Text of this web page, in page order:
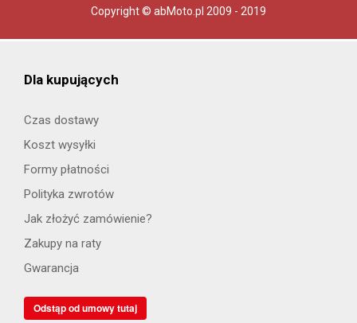
Copyright © abMoto.pl 2009 - 2019
Dla kupujących
Czas dostawy
Koszt wysyłki
Formy płatności
Polityka zwrotów
Jak złożyć zamówienie?
Zakupy na raty
Gwarancja
Odstąp od umowy tutaj